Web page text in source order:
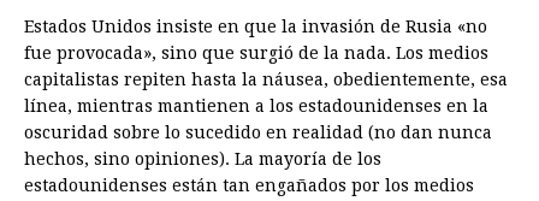
Estados Unidos insiste en que la invasión de Rusia «no
fue provocada», sino que surgió de la nada. Los medios
capitalistas repiten hasta la náusea, obedientemente, esa
línea, mientras mantienen a los estadounidenses en la
oscuridad sobre lo sucedido en realidad (no dan nunca
hechos, sino opiniones). La mayoría de los
estadounidenses están tan engañados por los medios